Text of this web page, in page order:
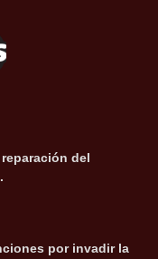
del
por invadir la